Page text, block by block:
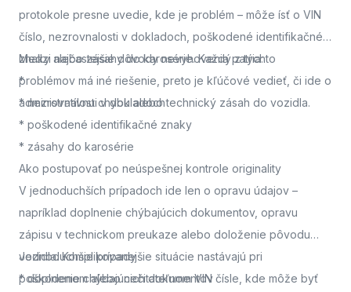
protokole presne uvedie, kde je problém – môže ísť o VIN
číslo, nezrovnalosti v dokladoch, poškodené identifikačné
znaky alebo zásahy do karosérie. Každý z týchto
problémov má iné riešenie, preto je kľúčové vedieť, či ide o
administratívnu chybu alebo technický zásah do vozidla.
Medzi najčastejšie dôvody nevyhovenia patria:
*
* nezrovnalosti v dokladoch
* poškodené identifikačné znaky
* zásahy do karosérie
Ako postupovať po neúspešnej kontrole originality
V jednoduchších prípadoch ide len o opravu údajov –
napríklad doplnenie chýbajúcich dokumentov, opravu
zápisu v technickom preukaze alebo doloženie pôvodu
vozidla. Komplikovanejšie situácie nastávajú pri
poškodenom alebo nečitateľnom VIN čísle, kde môže byť
Jednoduchšie prípady
* doplnenie chýbajúcich dokumentov